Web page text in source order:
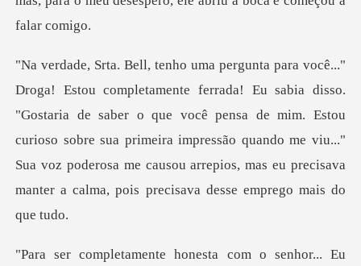
"Gostaria de saber o que você pensa de mim. Estou
curioso sobre sua primeira impressão quando me viu..."
Sua v